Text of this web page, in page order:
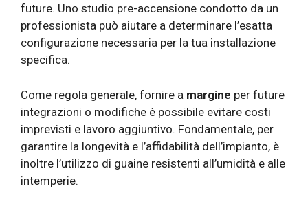
future. Uno studio pre-accensione condotto da un
professionista può aiutare a determinare l’esatta
configurazione necessaria per la tua installazione
specifica.
Come regola generale, fornire a margine per future
integrazioni o modifiche è possibile evitare costi
imprevisti e lavoro aggiuntivo. Fondamentale, per
garantire la longevità e l’affidabilità dell’impianto, è
inoltre l’utilizzo di guaine resistenti all’umidità e alle
intemperie.